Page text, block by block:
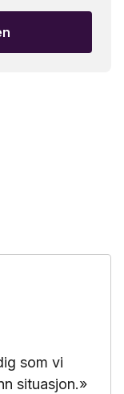
som vi
situasjon.»